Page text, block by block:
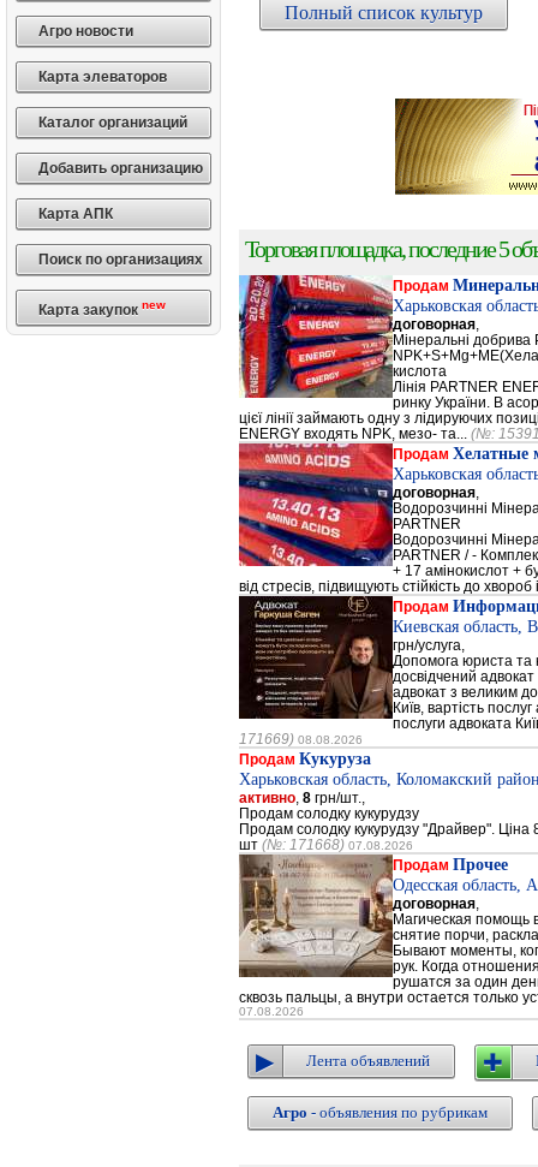
Агро новости
Карта элеваторов
Каталог организаций
Добавить организацию
Карта АПК
Поиск по организациях
Карта закупок new
Полный список культур
Торговая площадка, последние 5
Продам
Харьковская
договорная
Мінеральні добрива
кислота
Лінія PARTNER
ринку України. В
цієї лінії займають одну з лідируючих
ENERGY входять NPK, мезо- та... (№:
Продам Хелатные
Харьковская
договорная
Водорозчинні
PARTNER
Водорозчинні
PARTNER / -
+ 17 амінокислот +
від стресів, підвищують стійкість до хвороб
Продам
Киевская область,
грн/услуга,
Допомога юриста та
досвідчений
адвокат з великим
Київ, вартість
послуги адвоката
171669) 08.08.2026
Продам Кукуруза
Харьковская область, Коломакский
активно 8 грн/шт.,
Продам солодку кукурудзу
Продам солодку кукурудзу "Драйвер". Ціна
шт (№: 171668) 07.08.2026
Продам Прочее
Одесская область,
договорная
Магическая помощь
снятие порчи,
Бывают моменты,
рук. Когда
рушатся за один
сквозь пальцы, а внутри остается только
07.08.2026
Лента объявлений
Агро - объявления по рубрикам